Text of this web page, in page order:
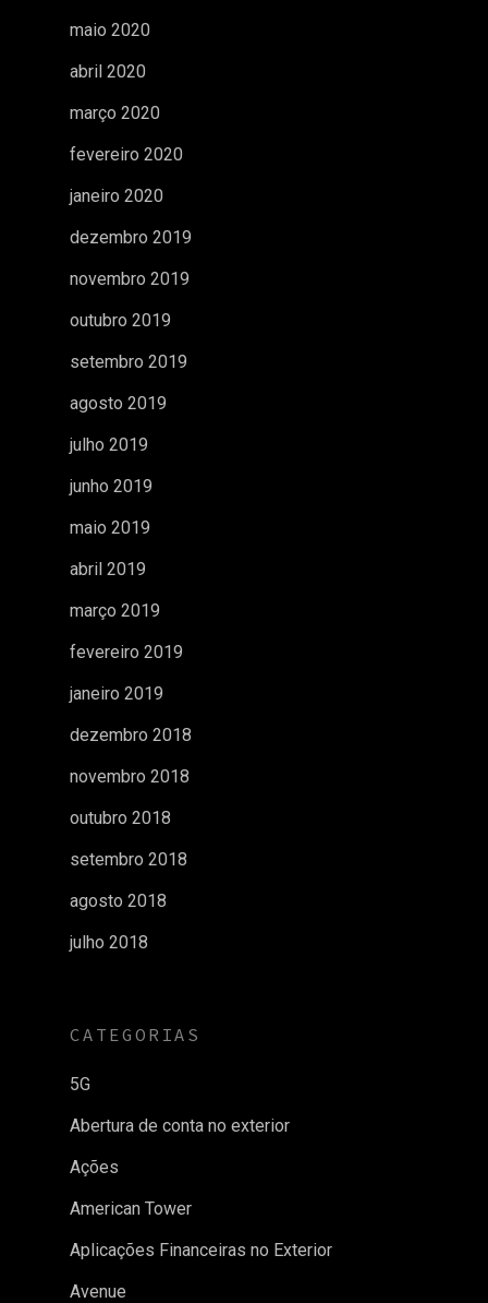
maio 2020
abril 2020
março 2020
fevereiro 2020
janeiro 2020
dezembro 2019
novembro 2019
outubro 2019
setembro 2019
agosto 2019
julho 2019
junho 2019
maio 2019
abril 2019
março 2019
fevereiro 2019
janeiro 2019
dezembro 2018
novembro 2018
outubro 2018
setembro 2018
agosto 2018
julho 2018
CATEGORIAS
5G
Abertura de conta no exterior
Ações
American Tower
Aplicações Financeiras no Exterior
Avenue